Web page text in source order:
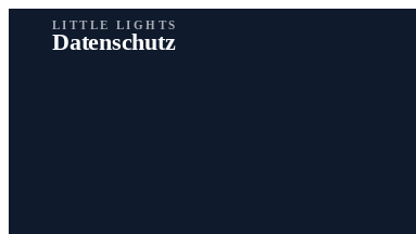
LITTLE LIGHTS
Datenschutz